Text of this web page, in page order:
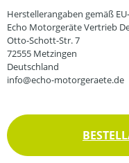
Herstellerangaben gemäß
Echo Motorgeräte Vertrieb
Otto-Schott-Str. 7
72555 Metzingen
Deutschland
info@echo-motorgeraete.de